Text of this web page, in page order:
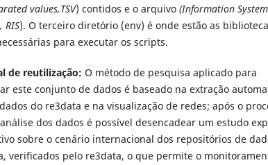
values,TSV) contidos e o arquivo (Information
RIS). O terceiro diretório (env) é onde estão as
para executar os scripts.
de reutilização: O método de pesquisa aplicado para
este conjunto de dados é baseado na extração
do re3data e na visualização de redes; após o
dos dados é possível desencadear um estudo
sobre o cenário internacional dos repositórios de
verificados pelo re3data, o que permite o